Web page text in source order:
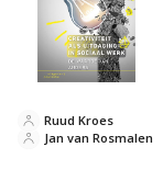
Jan van Rosmalen
Ruud Kroes